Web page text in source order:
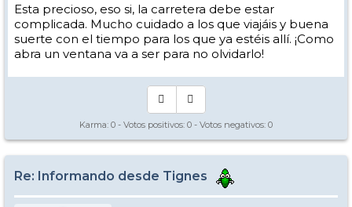
Esta precioso, eso si, la carretera debe estar
complicada. Mucho cuidado a los que viajáis y buena
suerte con el tiempo para los que ya estéis allí. ¡Como
abra un ventana va a ser para no olvidarlo!
Karma: 0 - Votos positivos: 0 - Votos negativos: 0
Re: Informando desde Tignes